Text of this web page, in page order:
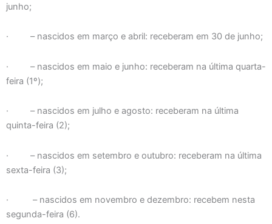
junho;
· – nascidos em março e abril: receberam em 30 de junho;
· – nascidos em maio e junho: receberam na última quarta-
feira (1º);
· – nascidos em julho e agosto: receberam na última
quinta-feira (2);
· – nascidos em setembro e outubro: receberam na última
sexta-feira (3);
· – nascidos em novembro e dezembro: recebem nesta
segunda-feira (6).